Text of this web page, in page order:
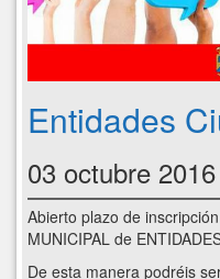
Entidades
03 octubre 2016
Abierto plazo de
MUNICIPAL de
De esta manera podréis